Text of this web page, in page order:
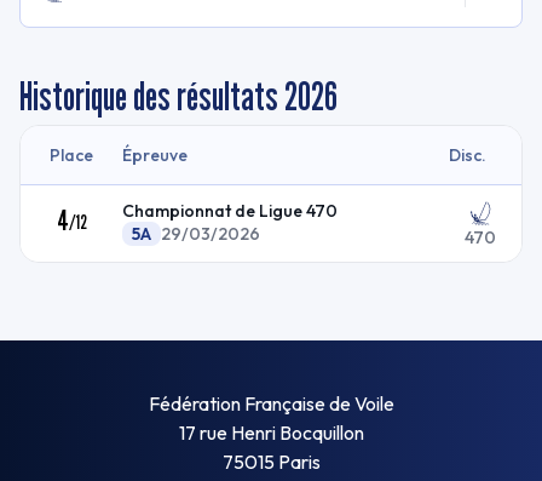
Historique des résultats2026
Place Épreuve Disc.
4/12
Championnat de Ligue 470
5A 29/03/2026 470
Fédération Française de Voile
17 rue Henri Bocquillon
75015 Paris